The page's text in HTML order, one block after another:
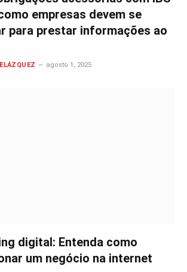
empresas devem se
para prestar informações ao
agosto 1, 2025
digital: Entenda como
um negócio na internet